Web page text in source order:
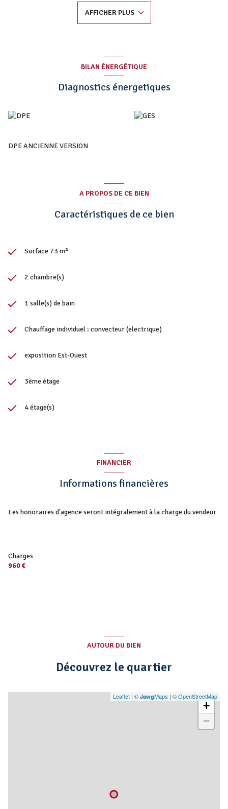
plafond. La pièce de vie de 33 m2 comprend un séjour avec cuisine
ouverte, un dégagement distribue successivement une salle de bains,
un wc indépendant ainsi que les deux chambres. Une cave complète ce
NAIR 06.43.78.33.40 - nastasia.nair@kwfrance.com RSAC N° 851
AFFICHER PLUS
BILAN ÉNERGÉTIQUE
Diagnostics énergetiques
DPE ANCIENNE VERSION
A PROPOS DE CE BIEN
Caractéristiques de ce bien
Surface 73 m²
2 chambre(s)
1 salle(s) de bain
Chauffage individuel : convecteur (electrique)
exposition Est-Ouest
3ème étage
4 étage(s)
FINANCIER
Informations financières
Les honoraires d'agence seront intégralement à la charge du vendeur
Charges
960 €
AUTOUR DU BIEN
Découvrez le quartier
+
−
Leaflet | © JawgMaps | © OpenStreetMap